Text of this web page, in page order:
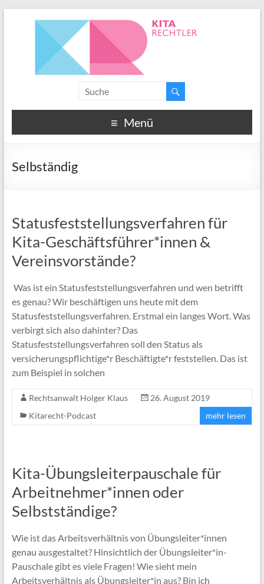
Menü
Selbständig
Statusfeststellungsverfahren für
Kita-Geschäftsführer*innen &
Vereinsvorstände?
Was ist ein Statusfeststellungsverfahren und wen betrifft
es genau? Wir beschäftigen uns heute mit dem
Statusfeststellungsverfahren. Erstmal ein langes Wort. Was
verbirgt sich also dahinter? Das
Statusfeststellungsverfahren soll den Status als
versicherungspflichtige*r Beschäftigte*r feststellen. Das ist
zum Beispiel in solchen
Rechtsanwalt Holger Klaus
26. August 2019
Kitarecht-Podcast
mehr lesen
Kita-Übungsleiterpauschale für
Arbeitnehmer*innen oder
Selbstständige?
Wie ist das Arbeitsverhältnis von Übungsleiter*innen
genau ausgestaltet? Hinsichtlich der Übungsleiter*in-
Pauschale gibt es viele Fragen! Wie sieht mein
Arbeitsverhältnis als Übungsleiter*in aus? Bin ich